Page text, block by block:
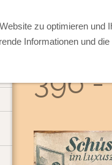
396 -
zu optimieren und
Informationen und